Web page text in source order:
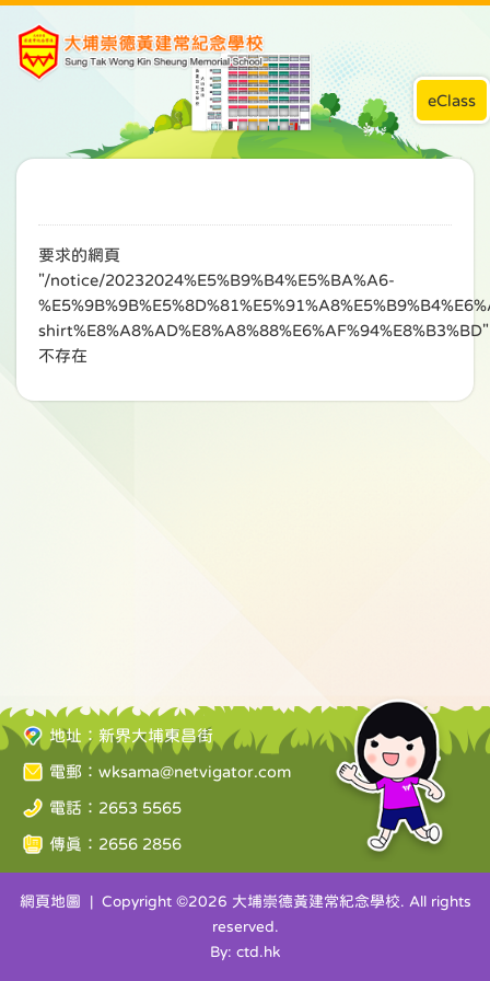
eClass
要求的網頁
"/notice/20232024%E5%B9%B4%E5%BA%A6-
shirt%E8%A8%AD%E8%A8%88%E6%AF%94%E8%B3%BD"
不存在
地址：新界大埔東昌街
電郵： wksama@netvigator.com
電話：2653 5565
傳真：2656 2856
網頁地圖 | Copyright ©2026 大埔崇德黃建常紀念學校. All rights
reserved.
By: ctd.hk